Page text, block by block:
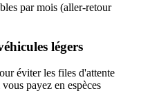
par mois (aller-retour
légers
éviter les files d'attente
payez en espèces